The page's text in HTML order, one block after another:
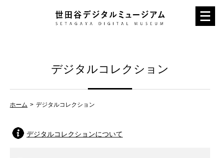
メ
ニ
デジタルコレクション
ホーム デジタルコレクション
デジタルコレクションについて